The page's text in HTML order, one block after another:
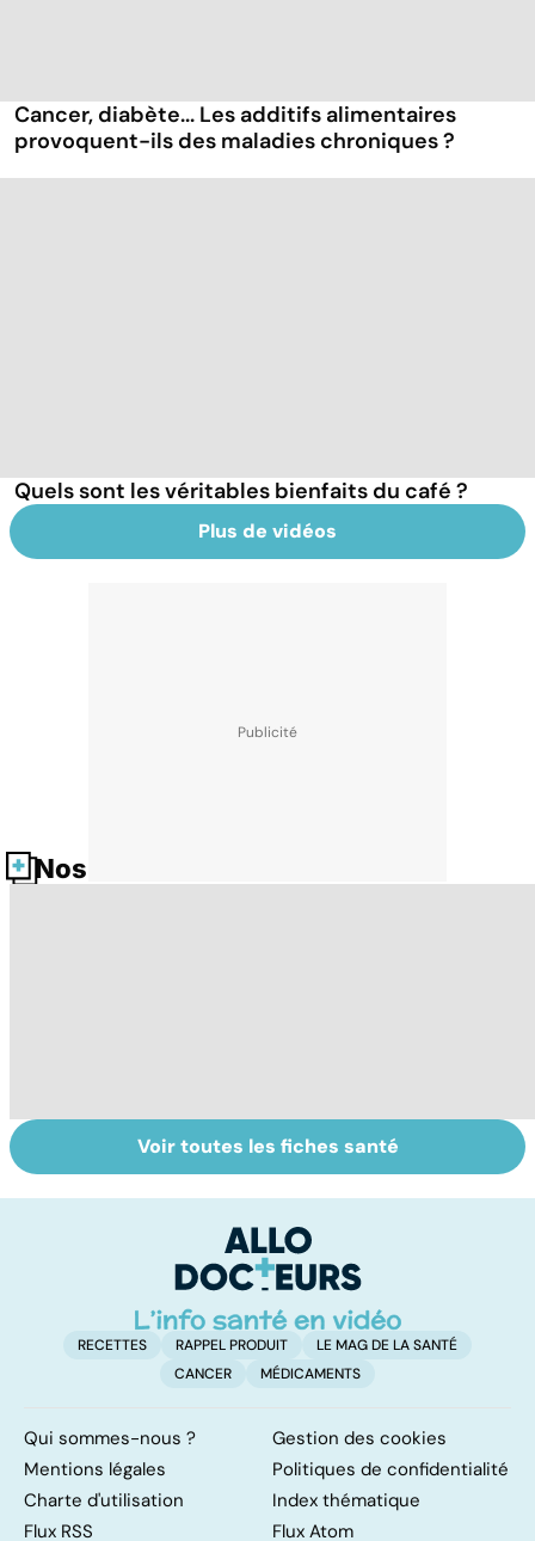
Cancer, diabète... Les additifs alimentaires
provoquent-ils des maladies chroniques ?
Quels sont les véritables bienfaits du café ?
Plus de vidéos
Nos fiches santé
La tuberculose
pulmonaire
Embolie
pulmonaire : un
l'artère
pulmonaire
Voir toutes les fiches santé
RECETTES RAPPEL PRODUIT
LE MAG DE LA SANTÉ
CANCER
MÉDICAMENTS
Qui sommes-nous ?
Gestion des cookies
Mentions légales
Politiques de confidentialité
Charte d'utilisation
Index thématique
Flux RSS
Flux Atom